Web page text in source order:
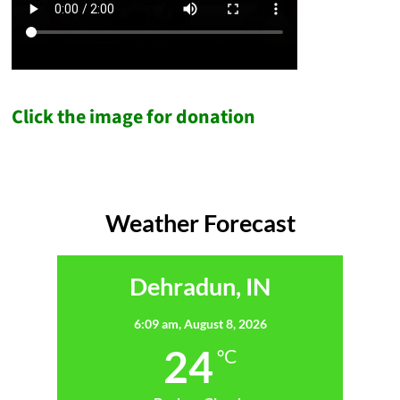
Click the image for donation
Weather Forecast
Dehradun, IN
6:09 am,August 8, 2026
24 °C